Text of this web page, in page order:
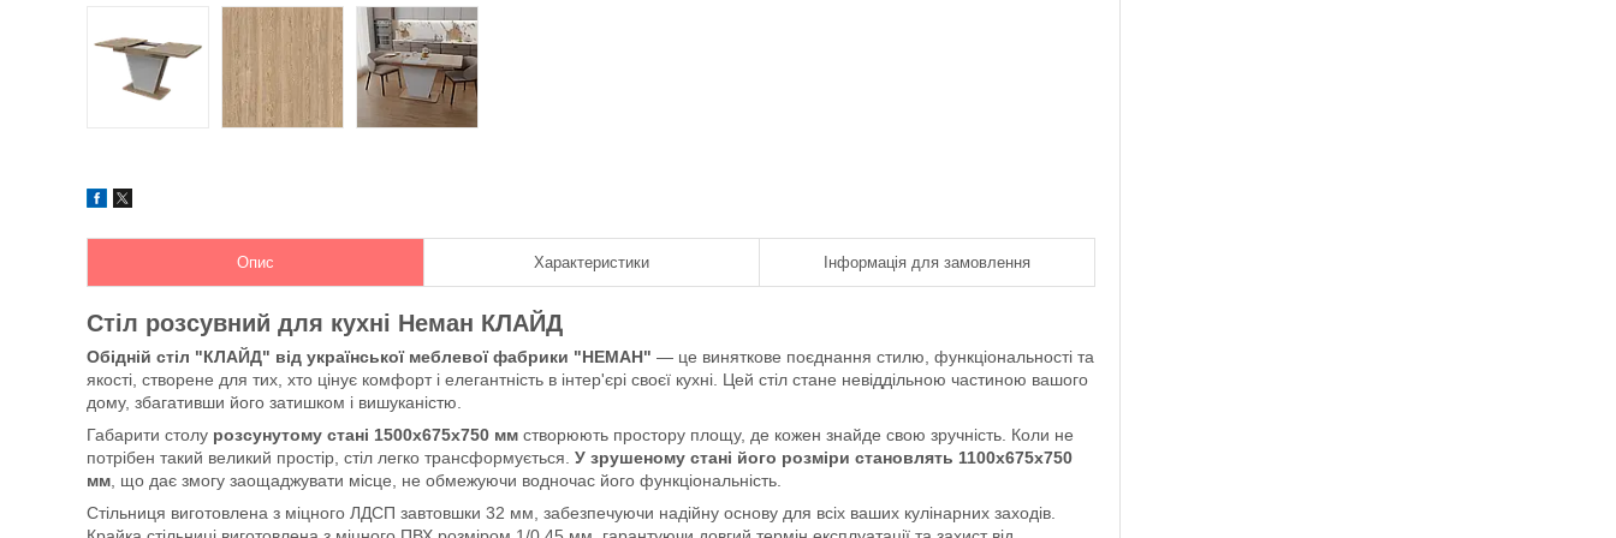
Опис Характеристики Інформація для замовлення
Стіл розсувний для кухні Неман КЛАЙД
Обідній стіл "КЛАЙД" від української меблевої фабрики "НЕМАН" — це виняткове поєднання стилю, функціональності та
якості, створене для тих, хто цінує комфорт і елегантність в інтер'єрі своєї кухні. Цей стіл стане невіддільною частиною вашого
дому, збагативши його затишком і вишуканістю.
Габарити столу розсунутому стані 1500х675х750 мм створюють простору площу, де кожен знайде свою зручність. Коли не
потрібен такий великий простір, стіл легко трансформується. У зрушеному стані його розміри становлять 1100х675х750
мм , що дає змогу заощаджувати місце, не обмежуючи водночас його функціональність.
Стільниця виготовлена з міцного ЛДСП завтовшки 32 мм, забезпечуючи надійну основу для всіх ваших кулінарних заходів.